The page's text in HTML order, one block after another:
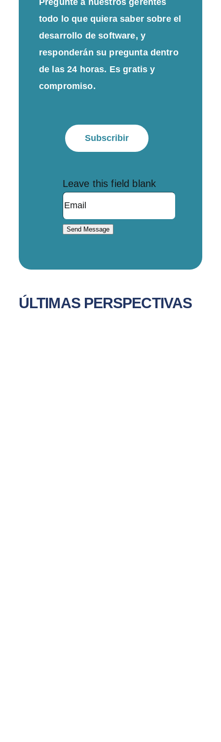
todo lo que quiera saber sobre el
desarrollo de software, y
responderán su pregunta dentro
de las 24 horas. Es gratis y
compromiso.
Subscribir
Leave this field blank
Send Message
ÚLTIMAS PERSPECTIVAS